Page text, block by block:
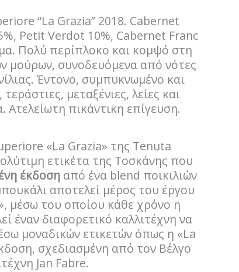
“La Grazia” 2018. Cabernet
Petit Verdot 10%, Cabernet Franc
Πολύ περίπλοκο και κομψό στη
μούρων, συνοδευόμενα από νότες
Έντονο, συμπυκνωμένο και
μεταξένιες, λείες και
Ατελείωτη πικάντικη επίγευση.
«La Grazia» της Tenuta
ετικέτα της Τοσκάνης που
έκδοση από ένα blend ποικιλιών
αποτελεί μέρος του έργου
μέσω του οποίου κάθε χρόνο η
έναν διαφορετικό καλλιτέχνη να
μοναδικών ετικετών όπως η «La
σχεδιασμένη από τον Βέλγο
Jan Fabre.